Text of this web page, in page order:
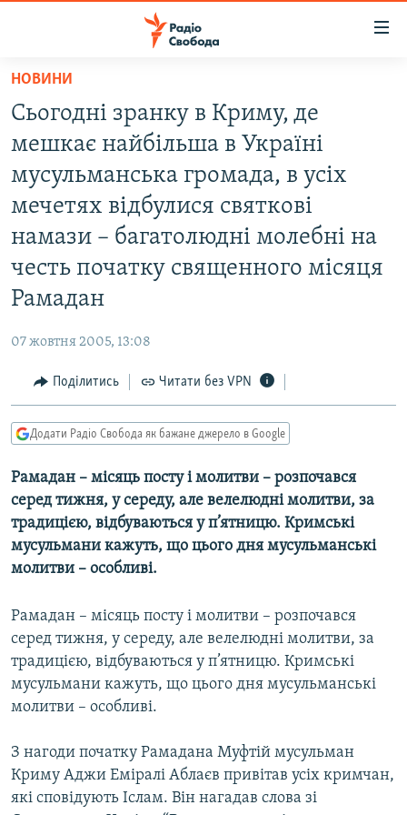
Перейти
основного
матеріалу
до
основної
навігації
пошуку
ВСЕ ЗА ДОБУ
СУСПІЛЬСТВО
КУЛЬТУРА
СВІТ
РОСІЙСЬКА «ФІЛЬТРАЦІЯ»
ДОНБАС.РЕАЛІЇ
КРИМ.РЕАЛІЇ
КИТАЙ.ВИКЛИКИ
МУЛЬТИМЕДІА
СПЕЦПРОЄКТИ
ПОДКАСТИ
КРИМ РЕАЛІЇ
КТАТ
ДОЛУЧАЙСЯ!
НОВИНИ
Сьогодні зранку в Криму, де
мешкає найбільша в Україні
мусульманська громада, в усіх
мечетях відбулися святкові
намази – багатолюдні молебні на
честь початку священного місяця
Рамадан
07 жовтня 2005, 13:08
Поділитись Читати без VPN
Додати Радіо Свобода як бажане джерело в Google
Рамадан – місяць посту і молитви – розпочався
серед тижня, у середу, але велелюдні молитви, за
традицією, відбуваються у п’ятницю. Кримські
мусульмани кажуть, що цього дня мусульманські
молитви – особливі.
Рамадан – місяць посту і молитви – розпочався
серед тижня, у середу, але велелюдні молитви, за
традицією, відбуваються у п’ятницю. Кримські
мусульмани кажуть, що цього дня мусульманські
молитви – особливі.
З нагоди початку Рамадана Муфтій мусульман
Криму Аджи Еміралі Аблаєв привітав усіх кримчан,
які сповідують Іслам. Він нагадав слова зі